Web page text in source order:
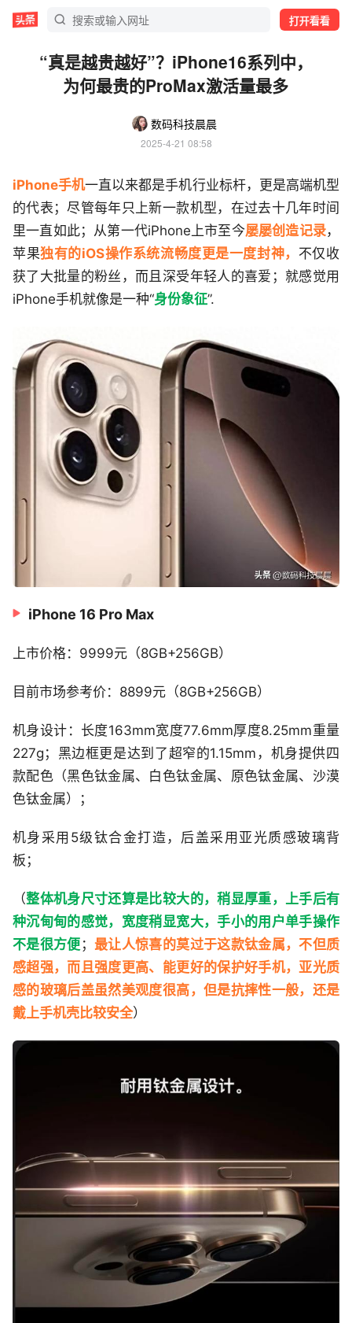
打开看看
“真是越贵越好”？iPhone16系列中，
为何最贵的ProMax激活量最多
数码科技晨晨
2025-4-21 08:58
iPhone手机一直以来都是手机行业标杆，更是高端机型
的代表；尽管每年只上新一款机型，在过去十几年时间
里一直如此；从第一代iPhone上市至今屡屡创造记录，
苹果独有的iOS操作系统流畅度更是一度封神， 不仅收
获了大批量的粉丝，而且深受年轻人的喜爱；就感觉用
iPhone手机就像是一种“身份象征”.
iPhone 16 Pro Max
上市价格：9999元（8GB+256GB）
目前市场参考价：8899元（8GB+256GB）
机身设计：长度163mm宽度77.6mm厚度8.25mm重量
227g；黑边框更是达到了超窄的1.15mm，机身提供四
款配色（黑色钛金属、白色钛金属、原色钛金属、沙漠
色钛金属）；
机身采用5级钛合金打造，后盖采用亚光质感玻璃背
板；
（整体机身尺寸还算是比较大的，稍显厚重，上手后有
种沉甸甸的感觉，宽度稍显宽大，手小的用户单手操作
不是很方便 ； 最让人惊喜的莫过于这款钛金属，不但质
感超强，而且强度更高、能更好的保护好手机，亚光质
感的玻璃后盖虽然美观度很高，但是抗摔性一般，还是
戴上手机壳比较安全）